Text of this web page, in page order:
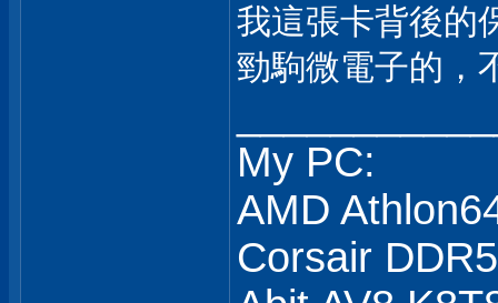
我這張卡背後的
勁駒微電子的，
My PC:
AMD
Corsair